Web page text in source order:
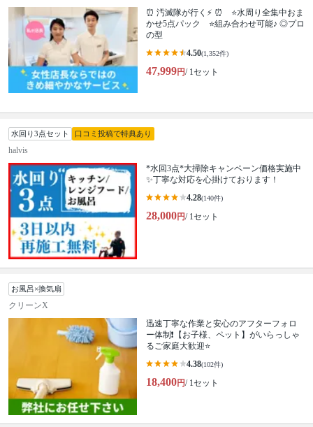
⏰ 汚滅隊が行く⚡ ⏰ ⭐水周り全集中おま
かせ5点パック ⭐組み合わせ可能♪ ◎プロ
の型
4.50(1,352件)
47,999円/ 1セット
水回り3点セット 口コミ投稿で特典あり
halvis
*水回3点*大掃除キャンペーン価格実施中
✨丁寧な対応を心掛けております！
4.28(140件)
28,000円/ 1セット
お風呂×換気扇
クリーンX
迅速丁寧な作業と安心のアフターフォロ
ー体制❗️【お子様、ペット】がいらっしゃ
るご家庭大歓迎⭐️
4.38(102件)
18,400円/ 1セット